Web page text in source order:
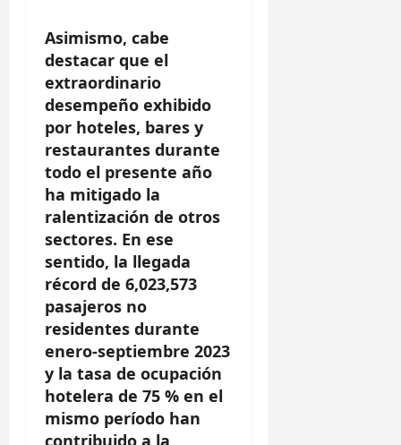
Asimismo, cabe
destacar que el
extraordinario
desempeño exhibido
por hoteles, bares y
restaurantes durante
todo el presente año
ha mitigado la
ralentización de otros
sectores. En ese
sentido, la llegada
récord de 6,023,573
pasajeros no
residentes durante
enero-septiembre 2023
y la tasa de ocupación
hotelera de 75 % en el
mismo período han